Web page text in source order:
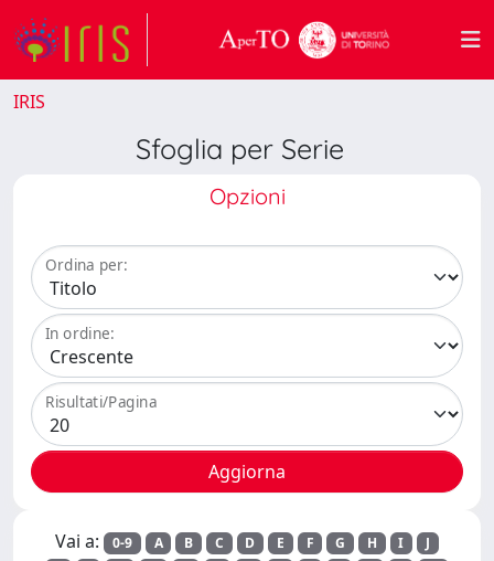
IRIS
Sfoglia per Serie
Opzioni
Ordina per:
In ordine:
Risultati/Pagina
Vai a: 0-9 A B C D E F G H I
J